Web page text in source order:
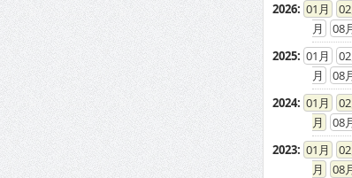
2026: 01 02
08
2025: 01 02
08
2024: 01 02
08
2023: 01 02
08